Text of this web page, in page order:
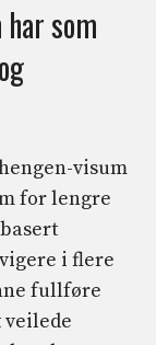
som
visum
for lengre
i flere
fullføre
veilede